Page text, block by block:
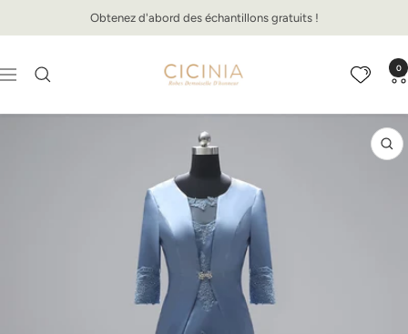
au
Obtenez d'abord des échantillons gratuits !
Navigation
Cicinia.fr 0